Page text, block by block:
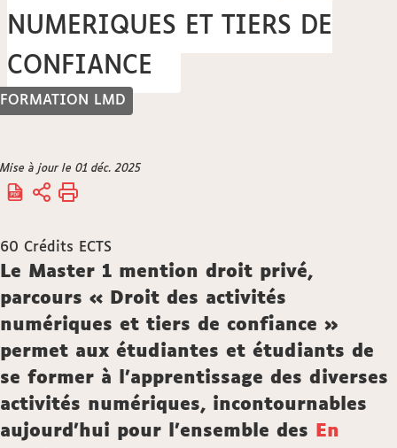
FORMATION LMD
NUMERIQUES ET TIERS DE
CONFIANCE
Vous
êtes
Accueil
Mise à jour le 01 déc. 2025
60 Crédits ECTS
Description
Le Master 1 mention droit privé,
parcours « Droit des activités
numériques et tiers de confiance »
permet aux étudiantes et étudiants de
se former à l'apprentissage des diverses
activités numériques, incontournables
aujourd'hui pour l'ensemble des
En